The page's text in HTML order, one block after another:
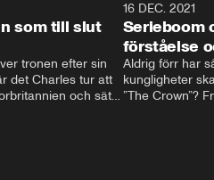
som till slut
tronen efter sin
det Charles tur att
och sätta
16 DEC. 2021
Serieboom
förståelse
Aldrig förr har
kungligheter
”The Crown”?